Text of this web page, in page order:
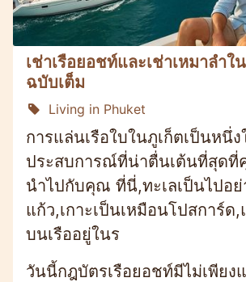
เช่าเรือยอชท์และเช่าเหมาลำ
ฉบับเต็ม
Living in Phuket
การแล่นเรือใบในภูเก็ตเป็นหนึ่ง
ประสบการณ์ที่น่าตื่นเต้นที่สุดที่
นำไปกับคุณ ที่นี่,ทะเลเป็นไปอย่
แก้ว,เกาะเป็นเหมือนโปสการ์ด,
บนเรืออยู่ในร
วันนี้กฎบัตรเรือยอชท์มีไม่เพียง